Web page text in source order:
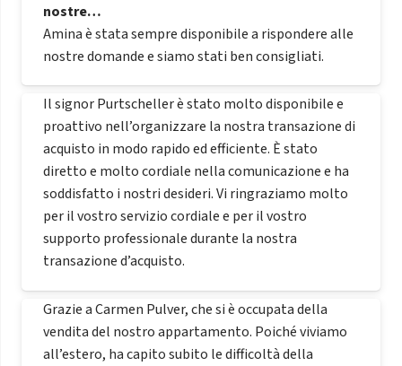
nostre…
Amina è stata sempre disponibile a rispondere alle
nostre domande e siamo stati ben consigliati.
Il signor Purtscheller è stato molto disponibile e
proattivo nell’organizzare la nostra transazione di
acquisto in modo rapido ed efficiente. È stato
diretto e molto cordiale nella comunicazione e ha
soddisfatto i nostri desideri. Vi ringraziamo molto
per il vostro servizio cordiale e per il vostro
supporto professionale durante la nostra
transazione d’acquisto.
Grazie a Carmen Pulver, che si è occupata della
vendita del nostro appartamento. Poiché viviamo
all’estero, ha capito subito le difficoltà della